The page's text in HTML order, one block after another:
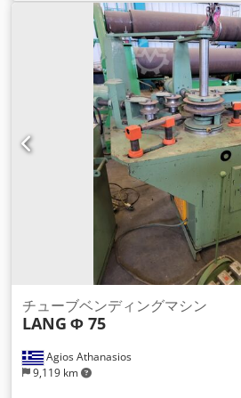
Agios Athanasios
9,119 km
チューブベンディングマシン
LANG Φ 75